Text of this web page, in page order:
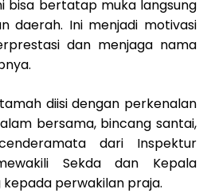
bisa bertatap muka langsung
daerah. Ini menjadi motivasi
dan menjaga nama
diisi dengan perkenalan
bersama, bincang santai,
dari Inspektur
Sekda dan Kepala
perwakilan praja.